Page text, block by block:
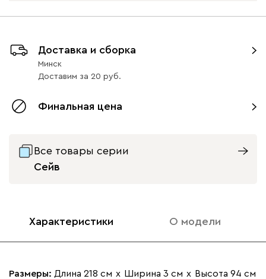
Доставка и сборка
Минск
Доставим за 20
Финальная цена
Все товары серии
Сейв
Характеристики О модели
Размеры: Длина 218 см х Ширина 3 см х Высота 94 см